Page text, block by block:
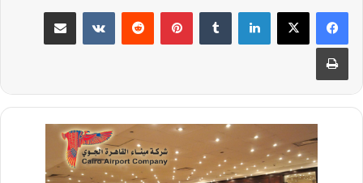
لينكدإن بينتيريست